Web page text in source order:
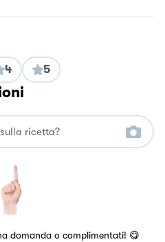
4 5
domanda o complimentati! 😋